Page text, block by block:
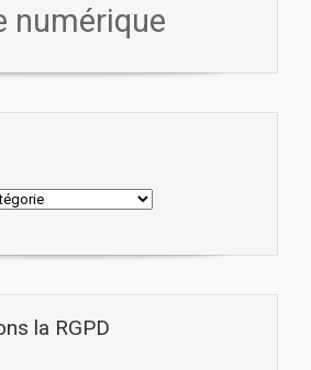
numérique
la RGPD